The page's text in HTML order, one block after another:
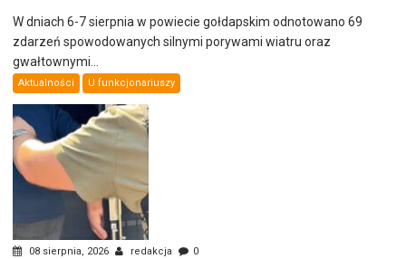
W dniach 6-7 sierpnia w powiecie gołdapskim odnotowano 69
zdarzeń spowodowanych silnymi porywami wiatru oraz
gwałtownymi...
Aktualności U funkcjonariuszy
08 sierpnia, 2026 redakcja 0